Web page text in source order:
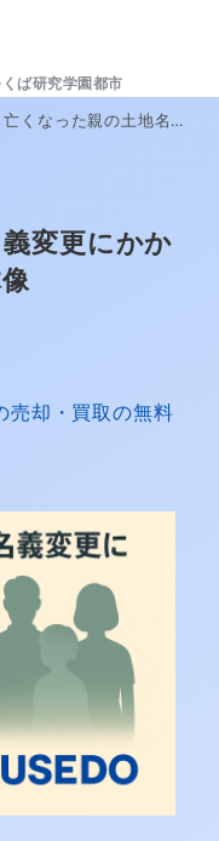
ば研究学園都市
亡くなった親の土地名義変更にかかる費用と手続きの全体像
変更にかか
売却・買取の無料